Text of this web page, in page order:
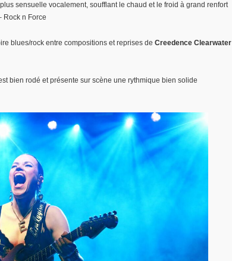
sensuelle vocalement, soufflant le chaud et le froid à grand renfort
Rock n Force
blues/rock entre compositions et reprises de Creedence Clearwater
bien rodé et présente sur scène une rythmique bien solide